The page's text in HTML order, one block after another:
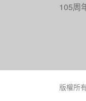
105周
版權所